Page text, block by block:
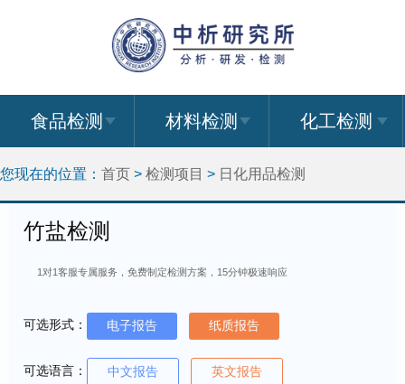
食品检测 材料检测 化工检测
您现在的位置： 首页 > 检测项目 > 日化用品检测
竹盐检测
1对1客服专属服务，免费制定检测方案，15分钟极速响应
可选形式： 电子报告 纸质报告
可选语言： 中文报告 英文报告